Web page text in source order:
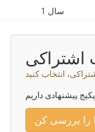
1 سال
اشتراکی
انتخاب کنید
پیشنهادی داریم
را بررسی کن